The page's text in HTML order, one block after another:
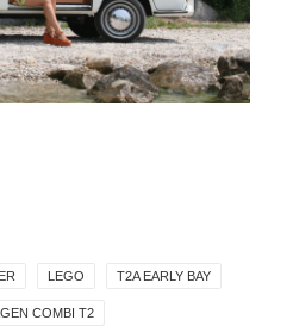
LEGO T2A EARLY BAY
COMBI T2